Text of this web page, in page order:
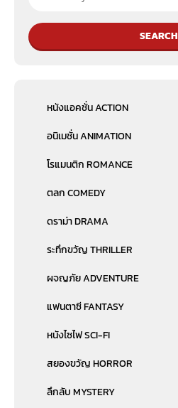
SEARCH
หนังแอคชั่น ACTION
อนิเมชั่น ANIMATION
โรแมนติก ROMANCE
ตลก COMEDY
ดราม่า DRAMA
ระทึกขวัญ THRILLER
ผจญภัย ADVENTURE
แฟนตาซี FANTASY
หนังไซไฟ SCI-FI
สยองขวัญ HORROR
ลึกลับ MYSTERY